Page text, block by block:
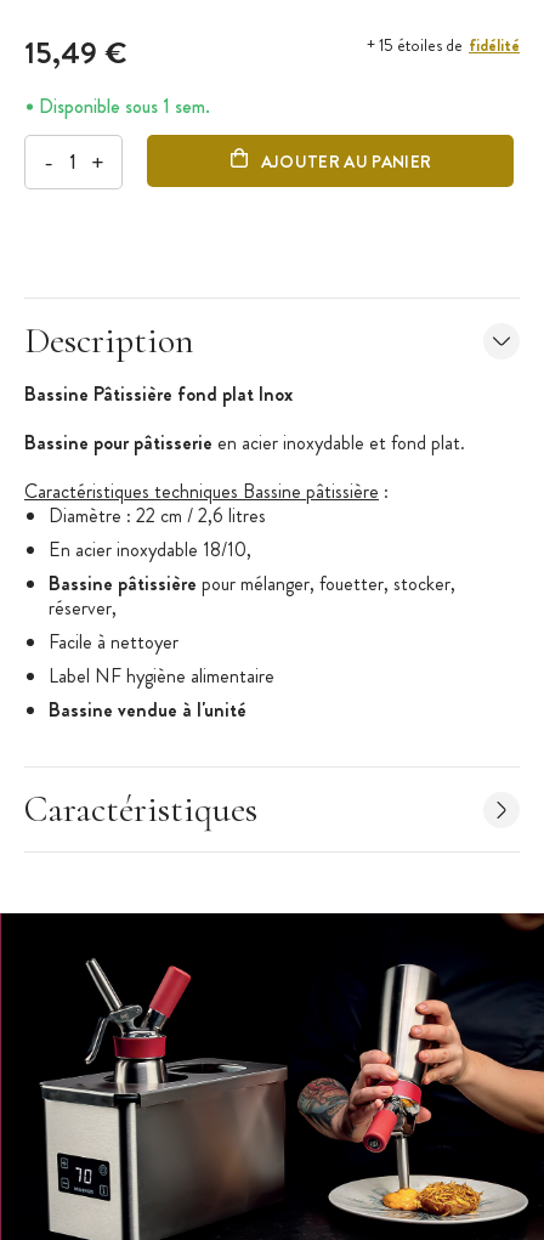
15,49 € + 15 étoiles de fidélité
Disponible sous 1 sem.
- + AJOUTER AU PANIER
Description
Bassine Pâtissière fond plat Inox
Bassine pour pâtisserie en acier inoxydable et fond plat.
Caractéristiques techniques Bassine pâtissière :
Diamètre : 22 cm / 2,6 litres
En acier inoxydable 18/10,
Bassine pâtissière pour mélanger, fouetter, stocker,
réserver,
Facile à nettoyer
Label NF hygiène alimentaire
Bassine vendue à l'unité
Caractéristiques